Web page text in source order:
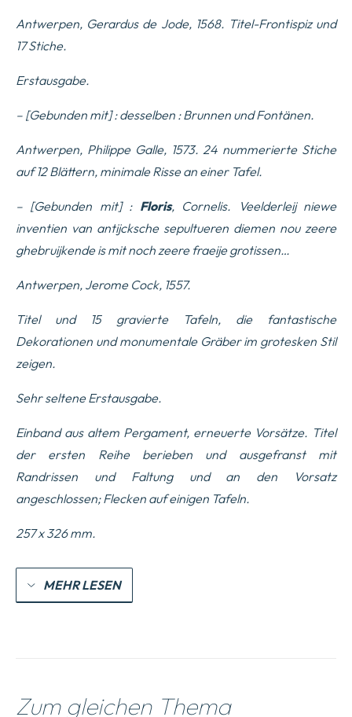
Antwerpen, Gerardus de Jode, 1568. Titel-Frontispiz und
17 Stiche.
Erstausgabe.
– [Gebunden mit] : desselben : Brunnen und Fontänen.
Antwerpen, Philippe Galle, 1573. 24 nummerierte Stiche
auf 12 Blättern, minimale Risse an einer Tafel.
– [Gebunden mit] : Floris, Cornelis.
Veelderleij niewe
inventien van antijcksche sepultueren diemen nou zeere
ghebruijkende is mit noch zeere fraeije grotissen…
Antwerpen, Jerome Cock, 1557.
Titel und 15 gravierte Tafeln, die fantastische
Dekorationen und monumentale Gräber im grotesken Stil
zeigen.
Sehr seltene Erstausgabe.
Einband aus altem Pergament, erneuerte Vorsätze. Titel
der ersten Reihe berieben und ausgefranst mit
Randrissen und Faltung und an den Vorsatz
angeschlossen; Flecken auf einigen Tafeln.
257 x 326 mm.
MEHR LESEN
Zum gleichen Thema